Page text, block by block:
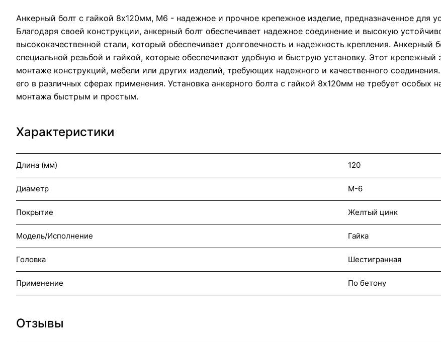
Анкерный болт с гайкой 8х120мм, М6 - надежное и прочное крепежное изделие, предназначенное для
Благодаря своей конструкции, анкерный болт обеспечивает надежное соединение и высокую
высококачественной стали, который обеспечивает долговечность и надежность крепления. Анкерный
специальной резьбой и гайкой, которые обеспечивают удобную и быструю установку. Этот
монтаже конструкций, мебели или других изделий, требующих надежного и качественного
его в различных сферах применения. Установка анкерного болта с гайкой 8х120мм не требует особых
монтажа быстрым и простым.
Характеристики
Длина (мм) 120
Диаметр М-6
Покрытие Желтый цинк
Модель/Исполнение Гайка
Головка Шестигранная
Применение По бетону
Отзывы